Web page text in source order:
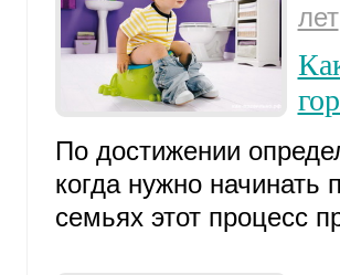
лет
По достижении
когда нужно начинать
семьях этот процесс